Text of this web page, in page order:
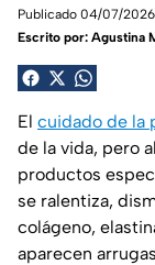
Publicado 04/07/2026
Escrito por: Agustina
El cuidado de la
de la vida, pero
productos
se ralentiza,
colágeno,
aparecen